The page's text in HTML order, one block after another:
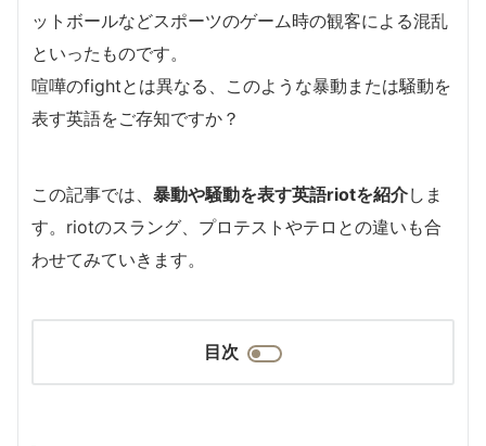
ットボールなどスポーツのゲーム時の観客による混乱
といったものです。
喧嘩のfightとは異なる、このような暴動または騒動を
表す英語をご存知ですか？
この記事では、 暴動や騒動を表す英語riotを紹介しま
す。riotのスラング、プロテストやテロとの違いも合
わせてみていきます。
目次